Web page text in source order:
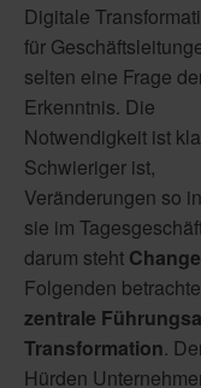
Digitale
für
selten eine Frage
Erkenntnis. Die
Notwendigkeit ist
Schwieriger ist,
Veränderungen so
sie im
darum steht
Folgenden
zentrale
Transformation.
Hürden